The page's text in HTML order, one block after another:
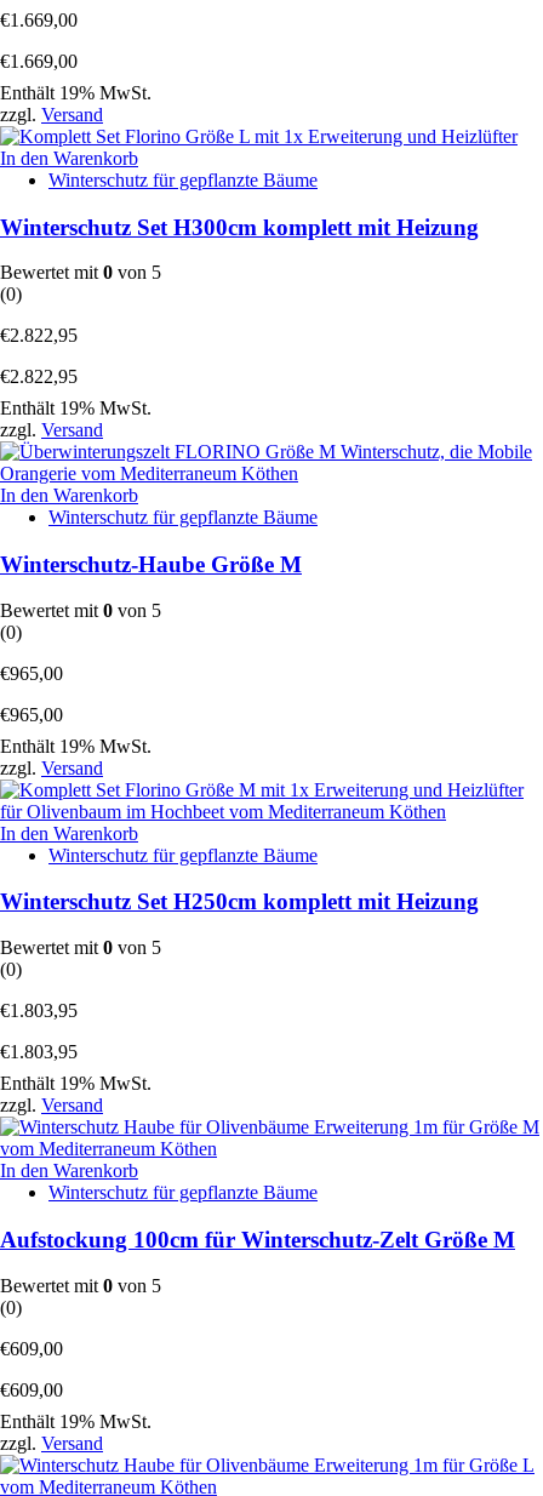
€1.669,00
€1.669,00
Enthält 19% MwSt.
zzgl. Versand
In den Warenkorb
Winterschutz für gepflanzte Bäume
Winterschutz Set H300cm komplett mit Heizung
Bewertet mit 0 von 5
(0)
€2.822,95
€2.822,95
Enthält 19% MwSt.
zzgl. Versand
In den Warenkorb
Winterschutz für gepflanzte Bäume
Winterschutz-Haube Größe M
Bewertet mit 0 von 5
(0)
€965,00
€965,00
Enthält 19% MwSt.
zzgl. Versand
In den Warenkorb
Winterschutz für gepflanzte Bäume
Winterschutz Set H250cm komplett mit Heizung
Bewertet mit 0 von 5
(0)
€1.803,95
€1.803,95
Enthält 19% MwSt.
zzgl. Versand
In den Warenkorb
Winterschutz für gepflanzte Bäume
Aufstockung 100cm für Winterschutz-Zelt Größe M
Bewertet mit 0 von 5
(0)
€609,00
€609,00
Enthält 19% MwSt.
zzgl. Versand